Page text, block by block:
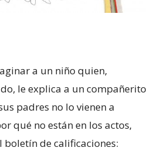
a un niño quien,
le explica a un compañerito
padres no lo vienen a
qué no están en los actos,
de calificaciones: